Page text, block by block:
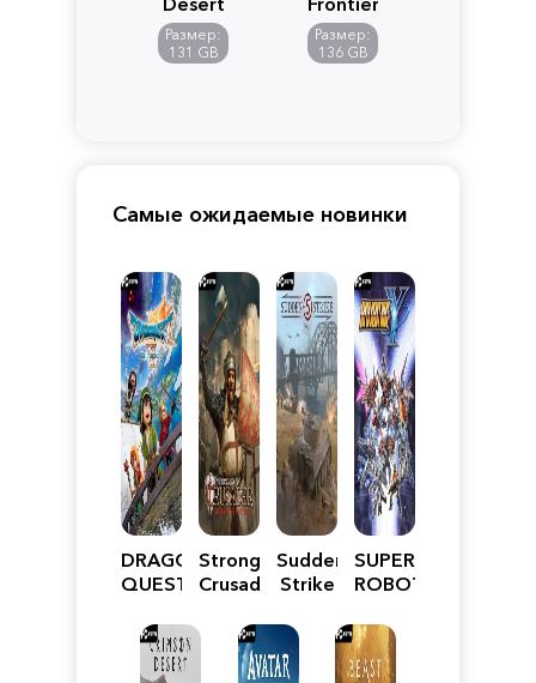
Размер:
131 GB
of
Pandora
Размер:
136 GB
Самые ожидаемые новинки
DRAGON
QUEST
Reimagined
Stronghold
Crusader:
Edition
Sudden
Strike
SUPER
ROBOT
Y